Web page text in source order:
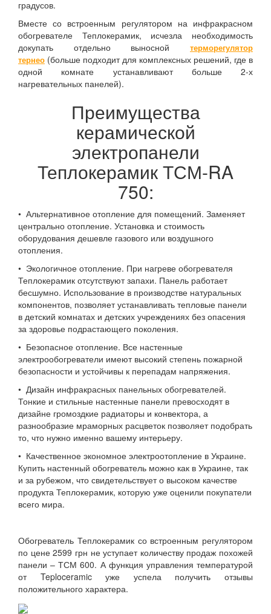
градусов.
Вместе со встроенным регулятором на инфракрасном
обогревателе Теплокерамик, исчезла необходимость
докупать отдельно выносной терморегулятор
тернео (больше подходит для комплексных решений, где в
одной комнате устанавливают больше 2-х
нагревательных панелей).
Преимущества
керамической
электропанели
Теплокерамик ТСМ-RA
750:
• Альтернативное отопление для помещений. Заменяет
центрально отопление. Установка и стоимость
оборудования дешевле газового или воздушного
отопления.
• Экологичное отопление. При нагреве обогревателя
Теплокерамик отсутствуют запахи. Панель работает
бесшумно. Использование в производстве натуральных
компонентов, позволяет устанавливать тепловые панели
в детский комнатах и детских учреждениях без опасения
за здоровье подрастающего поколения.
• Безопасное отопление. Все настенные
электрообогреватели имеют высокий степень пожарной
безопасности и устойчивы к перепадам напряжения.
• Дизайн инфракрасных панельных обогревателей.
Тонкие и стильные настенные панели превосходят в
дизайне громоздкие радиаторы и конвектора, а
разнообразие мраморных расцветок позволяет подобрать
то, что нужно именно вашему интерьеру.
• Качественное экономное электроотопление в Украине.
Купить настенный обогреватель можно как в Украине, так
и за рубежом, что свидетельствует о высоком качестве
продукта Теплокерамик, которую уже оценили покупатели
всего мира.
Обогреватель Теплокерамик со встроенным регулятором
по цене 2599 грн не уступает количеству продаж похожей
панели – ТСМ 600. А функция управления температурой
от Teploceramic уже успела получить отзывы
положительного характера.